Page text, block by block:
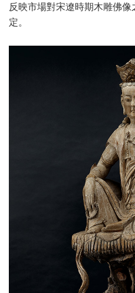
反映市場對宋遼時期木雕佛
定。